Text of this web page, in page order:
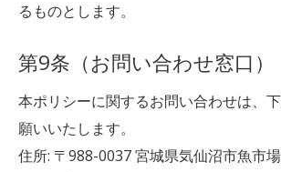
るものとします。
第9条（お問い合わせ窓口）
本ポリシーに関するお問い合わせは、
願いいたします。
住所: 〒988-0037 宮城県気仙沼市魚市